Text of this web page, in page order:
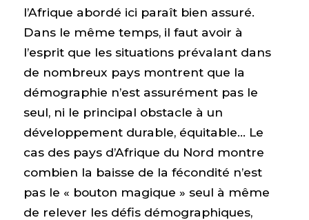
l’Afrique abordé ici paraît bien assuré.
Dans le même temps, il faut avoir à
l’esprit que les situations prévalant dans
de nombreux pays montrent que la
démographie n’est assurément pas le
seul, ni le principal obstacle à un
développement durable, équitable… Le
cas des pays d’Afrique du Nord montre
combien la baisse de la fécondité n’est
pas le « bouton magique » seul à même
de relever les défis démographiques,